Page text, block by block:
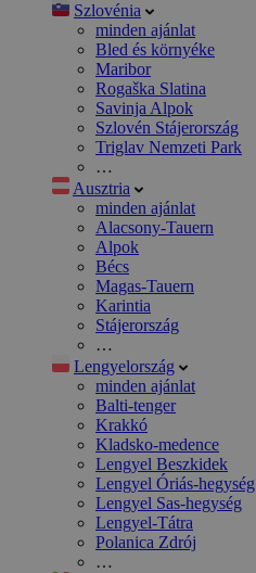
Szlovénia
minden ajánlat
Bled és környéke
Maribor
Rogaška Slatina
Savinja Alpok
Szlovén Stájerország
Triglav Nemzeti Park
…
Ausztria
minden ajánlat
Alacsony-Tauern
Alpok
Bécs
Magas-Tauern
Karintia
Stájerország
…
Lengyelország
minden ajánlat
Balti-tenger
Krakkó
Kladsko-medence
Lengyel Beszkidek
Lengyel Óriás-hegység
Lengyel Sas-hegység
Lengyel-Tátra
Polanica Zdrój
…